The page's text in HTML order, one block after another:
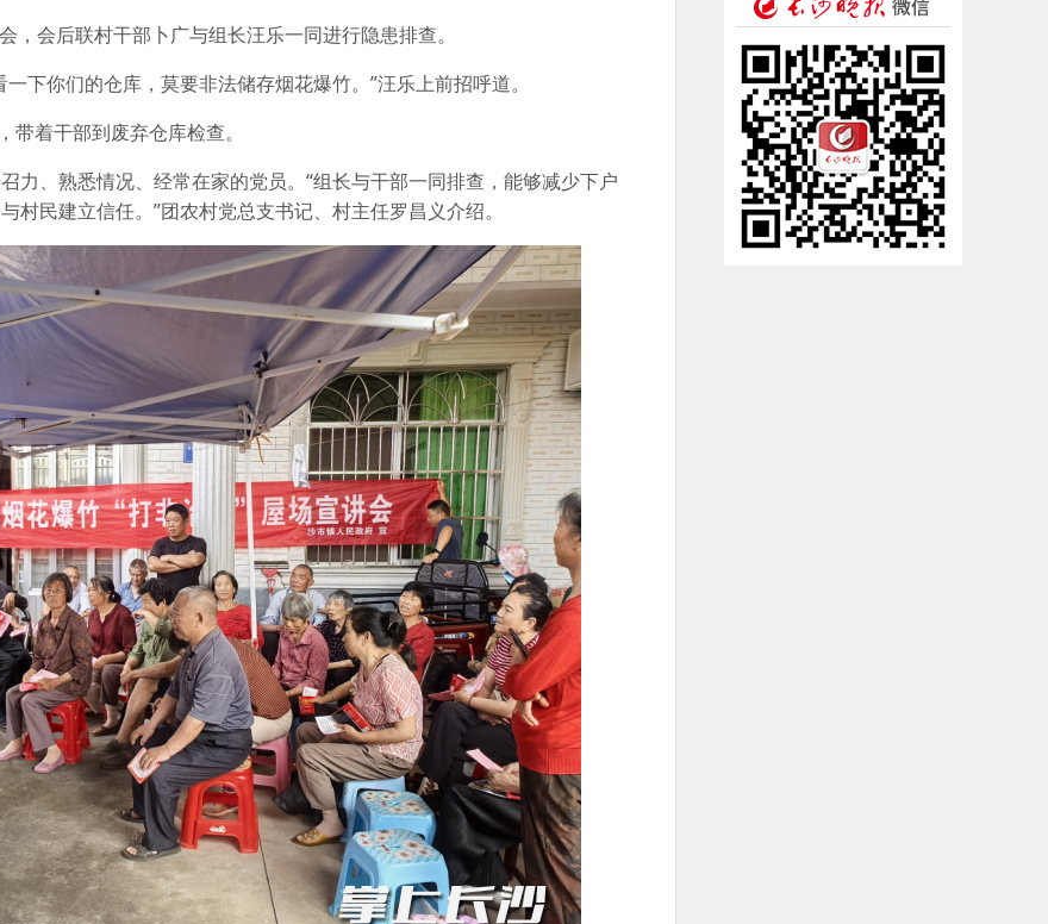
，会后联村干部卜广与组长汪乐一同进行隐患排查。
下你们的仓库，莫要非法储存烟花爆竹。”汪乐上前招呼道。
带着干部到废弃仓库检查。
力、熟悉情况、经常在家的党员。“组长与干部一同排查，能够减少下户
民建立信任。”团农村党总支书记、村主任罗昌义介绍。